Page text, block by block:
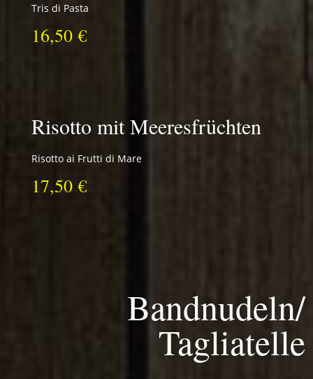
Tris di Pasta
16,50 €
Risotto mit Meeresfrüchten
Risotto ai Frutti di Mare
17,50 €
Bandnudeln/
Tagliatelle